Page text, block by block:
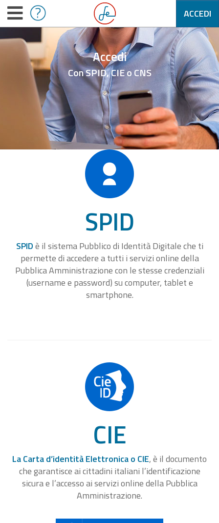
ACCEDI
Accedi
Con SPID, CIE o CNS
SPID
SPIDè il sistema Pubblico di Identità Digitale che ti
permette di accedere a tutti i servizi online della
Pubblica Amministrazione con le stesse credenziali
(username e password) su computer, tablet e
smartphone.
CIE
La Carta d’identità Elettronica o CIE, è il documento
che garantisce ai cittadini italiani l’identificazione
sicura e l’accesso ai servizi online della Pubblica
Amministrazione.